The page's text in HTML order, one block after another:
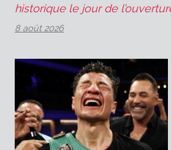
historique le jour de
8 août 2026